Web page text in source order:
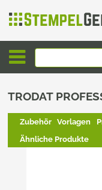
TRODAT
Zubehör Vorlagen
Ähnliche Produkte